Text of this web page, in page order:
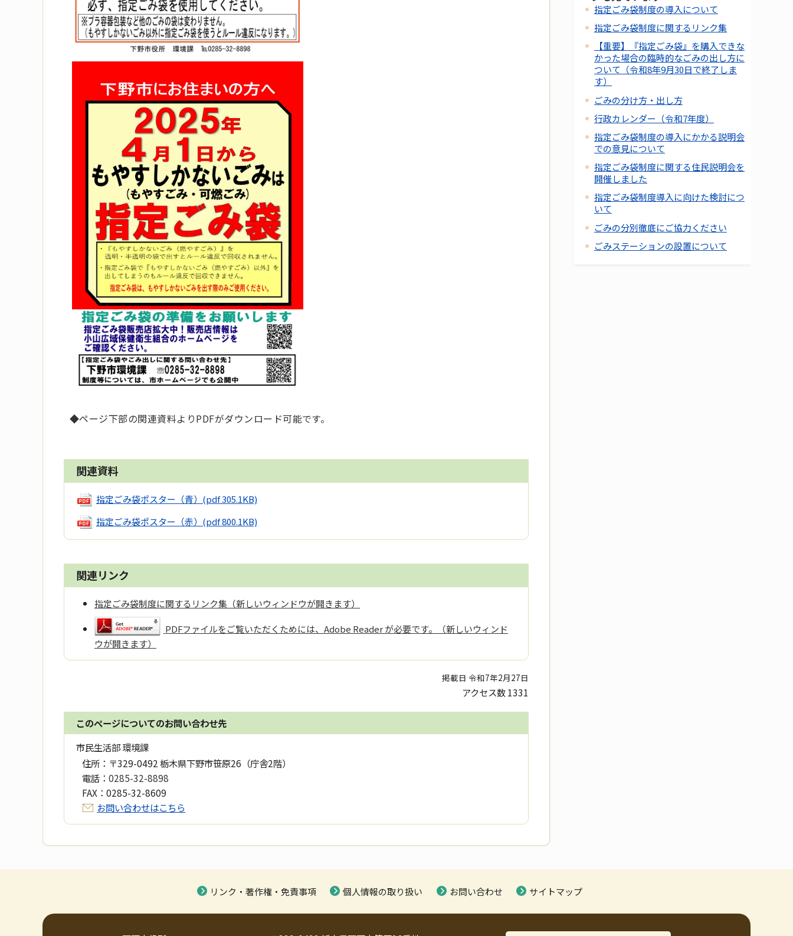
◆ページ下部の関連資料よりPDFがダウンロード可能です。
関連資料
指定ごみ袋ポスター（青） (pdf 305.1KB)
指定ごみ袋ポスター（赤） (pdf 800.1KB)
関連リンク
指定ごみ袋制度に関するリンク集（新しいウィンドウが開きます）
PDFファイルをご覧いただくためには、Adobe Reader が必要です。（新しいウィンド
ウが開きます）
掲載日 令和7年2月27日
アクセス数1331
このページについてのお問い合わせ先
市民生活部 環境課
住所： 〒329-0492 栃木県下野市笹原26（庁舎2階）
電話： 0285-32-8898
FAX： 0285-32-8609
お問い合わせはこちら
指定ごみ袋制度の導入について
指定ごみ袋制度に関するリンク集
【重要】『指定ごみ袋』を購入できな
かった場合の臨時的なごみの出し方に
ついて（令和8年9月30日で終了しま
す）
ごみの分け方・出し方
行政カレンダー（令和7年度）
指定ごみ袋制度の導入にかかる説明会
での意見について
指定ごみ袋制度に関する住民説明会を
開催しました
指定ごみ袋制度導入に向けた検討につ
いて
ごみの分別徹底にご協力ください
ごみステーションの設置について
リンク・著作権・免責事項 個人情報の取り扱い お問い合わせ サイトマップ